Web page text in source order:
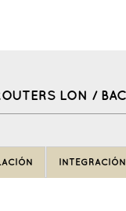
LON /
INTEGRACIÓN